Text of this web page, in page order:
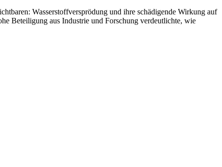
Wasserstoffversprödung und ihre schädigende Wirkung auf
Beteiligung aus Industrie und Forschung verdeutlichte, wie